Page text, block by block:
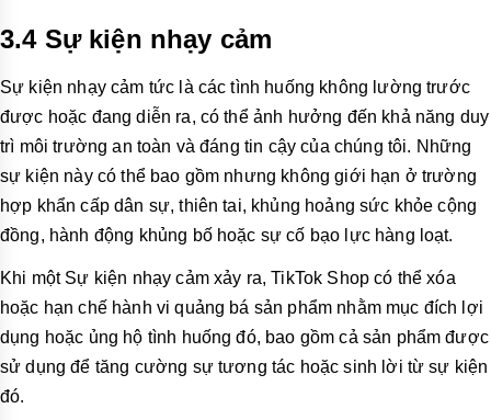
3.4 Sự kiện nhạy cảm
Sự kiện nhạy cảm tức là các tình huống không lường trước
được hoặc đang diễn ra, có thể ảnh hưởng đến khả năng duy
trì môi trường an toàn và đáng tin cậy của chúng tôi. Những
sự kiện này có thể bao gồm nhưng không giới hạn ở trường
hợp khẩn cấp dân sự, thiên tai, khủng hoảng sức khỏe cộng
đồng, hành động khủng bố hoặc sự cố bạo lực hàng loạt.
Khi một Sự kiện nhạy cảm xảy ra, TikTok Shop có thể xóa
hoặc hạn chế hành vi quảng bá sản phẩm nhằm mục đích lợi
dụng hoặc ủng hộ tình huống đó, bao gồm cả sản phẩm được
sử dụng để tăng cường sự tương tác hoặc sinh lời từ sự kiện
đó.